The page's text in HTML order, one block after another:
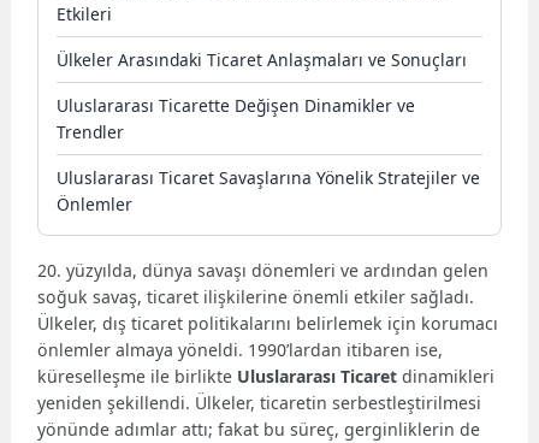
Etkileri
Ülkeler Arasındaki Ticaret Anlaşmaları ve Sonuçları
Uluslararası Ticarette Değişen Dinamikler ve
Trendler
Uluslararası Ticaret Savaşlarına Yönelik Stratejiler ve
Önlemler
20. yüzyılda, dünya savaşı dönemleri ve ardından gelen
soğuk savaş, ticaret ilişkilerine önemli etkiler sağladı.
Ülkeler, dış ticaret politikalarını belirlemek için korumacı
önlemler almaya yöneldi. 1990’lardan itibaren ise,
küreselleşme ile birlikte Uluslararası Ticaret dinamikleri
yeniden şekillendi. Ülkeler, ticaretin serbestleştirilmesi
yönünde adımlar attı; fakat bu süreç, gerginliklerin de